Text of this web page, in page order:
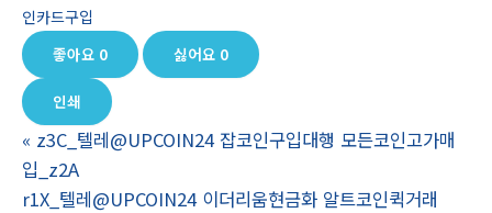
인카드구입
좋아요 0 싫어요 0
인쇄
« z3C_텔레@UPCOIN24 잡코인구입대행 모든코인고가매
입_z2A
r1X_텔레@UPCOIN24 이더리움현금화 알트코인퀵거래